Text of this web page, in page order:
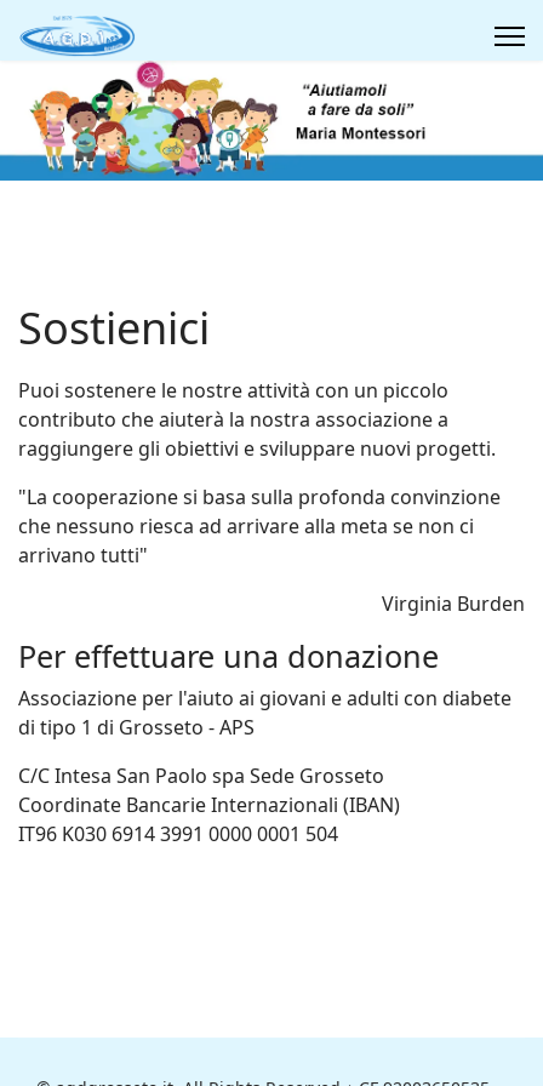
Sostienici
Puoi sostenere le nostre attività con un piccolo
contributo che aiuterà la nostra associazione a
raggiungere gli obiettivi e sviluppare nuovi progetti.
"La cooperazione si basa sulla profonda convinzione
che nessuno riesca ad arrivare alla meta se non ci
arrivano tutti"
Virginia Burden
Per effettuare una donazione
Associazione per l'aiuto ai giovani e adulti con diabete
di tipo 1 di Grosseto - APS
C/C Intesa San Paolo spa Sede Grosseto
Coordinate Bancarie Internazionali (IBAN)
IT96 K030 6914 3991 0000 0001 504